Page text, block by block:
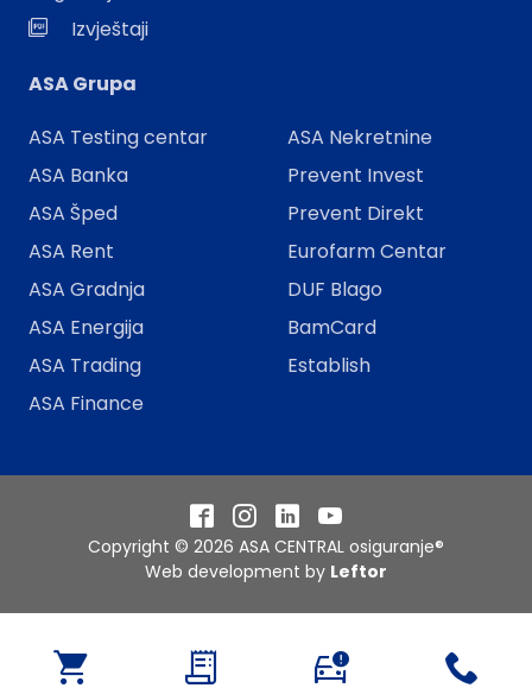
Izvještaji
ASA Grupa
ASA Testing centar
ASA Banka
ASA Šped
ASA Rent
ASA Gradnja
ASA Energija
ASA Trading
ASA Finance
ASA Nekretnine
Prevent Invest
Prevent Direkt
Eurofarm Centar
DUF Blago
BamCard
Establish
FacebookInstagram
LinkedInYouTube
Copyright © 2026 ASA CENTRAL osiguranje®
Web development by Leftor